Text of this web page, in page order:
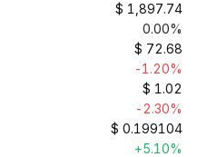
$ 1,897.74
0.00%
$ 72.68
-1.20%
$ 1.02
-2.30%
$ 0.199104
+5.10%